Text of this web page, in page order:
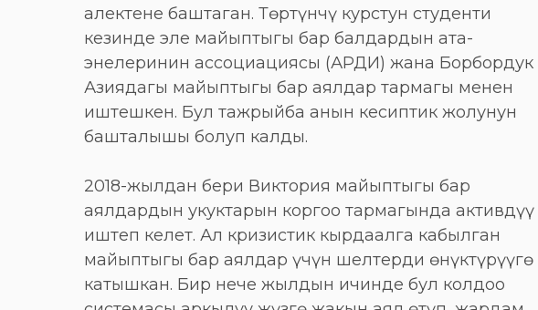
алектене баштаган. Төртүнчү курстун студенти
кезинде эле майыптыгы бар балдардын ата-
энелеринин ассоциациясы (АРДИ) жана Борбордук
Азиядагы майыптыгы бар аялдар тармагы менен
иштешкен. Бул тажрыйба анын кесиптик жолунун
башталышы болуп калды.
2018-жылдан бери Виктория майыптыгы бар
аялдардын укуктарын коргоо тармагында активдүү
иштеп келет. Ал кризистик кырдаалга кабылган
майыптыгы бар аялдар үчүн шелтерди өнүктүрүүгө
катышкан. Бир нече жылдын ичинде бул колдоо